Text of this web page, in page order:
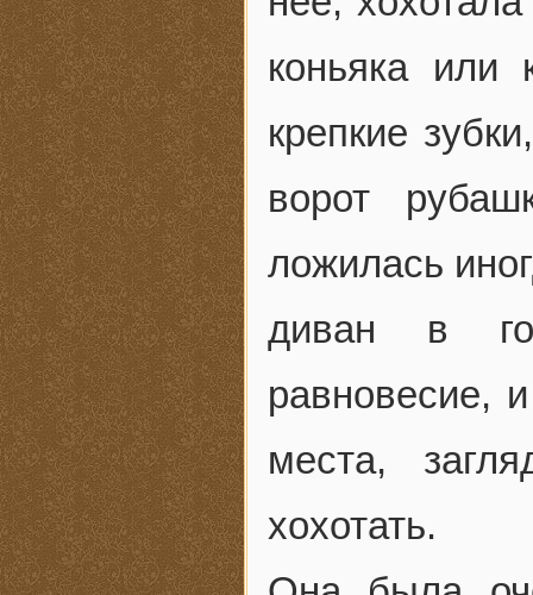
коньяка или
крепкие
ворот
ложилась
диван в
равновесие,
места,
хохотать.